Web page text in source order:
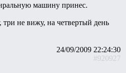
машину принес.
три не вижу, на четвертый день
24/09/2009 22:24:30
#920927